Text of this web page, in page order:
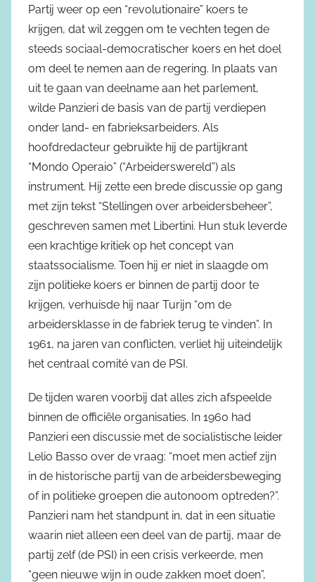
Partij weer op een “revolutionaire” koers te
krijgen, dat wil zeggen om te vechten tegen de
steeds sociaal-democratischer koers en het doel
om deel te nemen aan de regering. In plaats van
uit te gaan van deelname aan het parlement,
wilde Panzieri de basis van de partij verdiepen
onder land- en fabrieksarbeiders. Als
hoofdredacteur gebruikte hij de partijkrant
“Mondo Operaio” (“Arbeiderswereld”) als
instrument. Hij zette een brede discussie op gang
met zijn tekst “Stellingen over arbeidersbeheer”,
geschreven samen met Libertini. Hun stuk leverde
een krachtige kritiek op het concept van
staatssocialisme. Toen hij er niet in slaagde om
zijn politieke koers er binnen de partij door te
krijgen, verhuisde hij naar Turijn “om de
arbeidersklasse in de fabriek terug te vinden”. In
1961, na jaren van conflicten, verliet hij uiteindelijk
het centraal comité van de PSI.
De tijden waren voorbij dat alles zich afspeelde
binnen de officiële organisaties. In 1960 had
Panzieri een discussie met de socialistische leider
Lelio Basso over de vraag: “moet men actief zijn
in de historische partij van de arbeidersbeweging
of in politieke groepen die autonoom optreden?”.
Panzieri nam het standpunt in, dat in een situatie
waarin niet alleen een deel van de partij, maar de
partij zelf (de PSI) in een crisis verkeerde, men
“geen nieuwe wijn in oude zakken moet doen”,